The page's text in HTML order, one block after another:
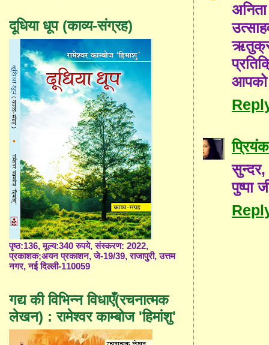
आपको
सुन्दर,
पुष्पा
दूधिया धूप (काव्य-संग्रह)
पृष्ठ:136, मूल्य:340 रुपये, संस्करण: 2022,
प्रकाशक;अयन प्रकाशन, जे-19/39, राजापुरी, उत्तम
नगर, नई दिल्ली-110059
गद्य की विभिन्न विधाएँ(रचनात्मक
लेखन) : रामेश्वर काम्बोज 'हिमांशु'